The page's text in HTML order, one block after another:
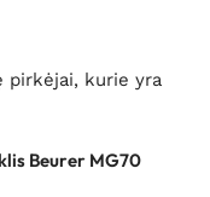
Beurer MG70
pirkėjai, kurie yra